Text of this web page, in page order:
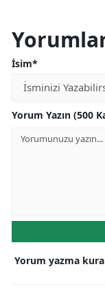
İsim*
Yorum Yazın (500
Yorum yazma